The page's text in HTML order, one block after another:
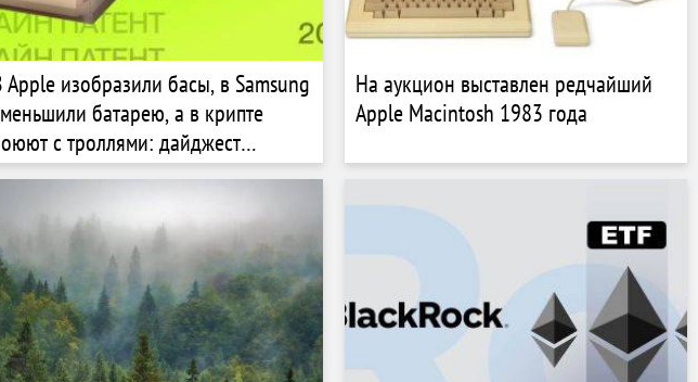
Apple изобразили басы, в Samsung
батарею, а в крипте
с троллями: дайджест
новостей
На аукцион выставлен редчайший
Apple Macintosh 1983 года